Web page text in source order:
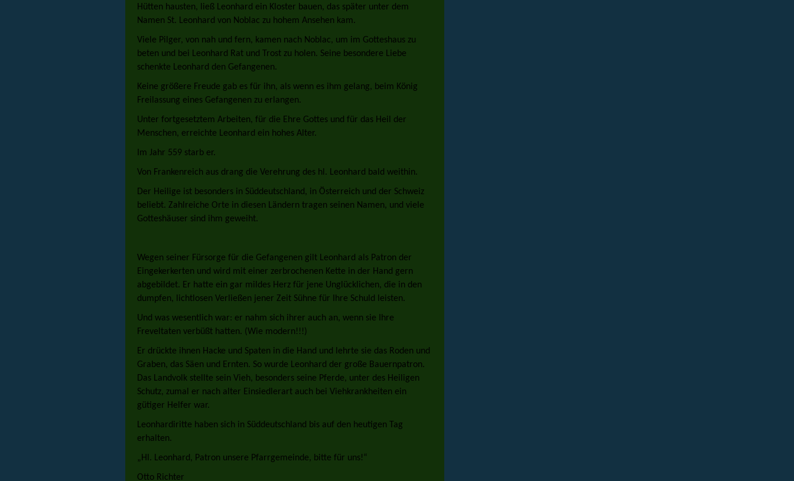
Hütten hausten, ließ Leonhard ein Kloster bauen, das später unter dem
Namen St. Leonhard von Noblac zu hohem Ansehen kam.
Viele Pilger, von nah und fern, kamen nach Noblac, um im Gotteshaus zu
beten und bei Leonhard Rat und Trost zu holen. Seine besondere Liebe
schenkte Leonhard den Gefangenen.
Keine größere Freude gab es für ihn, als wenn es ihm gelang, beim König
Freilassung eines Gefangenen zu erlangen.
Unter fortgesetztem Arbeiten, für die Ehre Gottes und für das Heil der
Menschen, erreichte Leonhard ein hohes Alter.
Im Jahr 559 starb er.
Von Frankenreich aus drang die Verehrung des hl. Leonhard bald weithin.
Der Heilige ist besonders in Süddeutschland, in Österreich und der Schweiz
beliebt. Zahlreiche Orte in diesen Ländern tragen seinen Namen, und viele
Gotteshäuser sind ihm geweiht.
Wegen seiner Fürsorge für die Gefangenen gilt Leonhard als Patron der
Eingekerkerten und wird mit einer zerbrochenen Kette in der Hand gern
abgebildet. Er hatte ein gar mildes Herz für jene Unglücklichen, die in den
dumpfen, lichtlosen Verließen jener Zeit Sühne für Ihre Schuld leisten.
Und was wesentlich war: er nahm sich ihrer auch an, wenn sie Ihre
Freveltaten verbüßt hatten. (Wie modern!!!)
Er drückte ihnen Hacke und Spaten in die Hand und lehrte sie das Roden und
Graben, das Säen und Ernten. So wurde Leonhard der große Bauernpatron.
Das Landvolk stellte sein Vieh, besonders seine Pferde, unter des Heiligen
Schutz, zumal er nach alter Einsiedlerart auch bei Viehkrankheiten ein
gütiger Helfer war.
Leonhardiritte haben sich in Süddeutschland bis auf den heutigen Tag
erhalten.
„Hl. Leonhard, Patron unsere Pfarrgemeinde, bitte für uns!“
Otto Richter